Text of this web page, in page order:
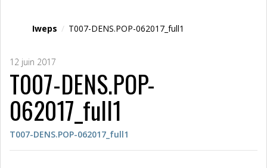
Iweps / T007-DENS.POP-062017_full1
12 juin 2017
T007-DENS.POP-
062017_full1
T007-DENS.POP-062017_full1